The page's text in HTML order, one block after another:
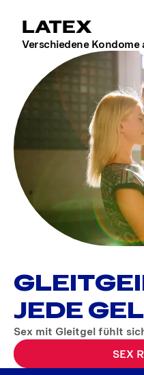
LATEX
Verschiedene
JEDE
Sex mit Gleitgel fühlt
SEX